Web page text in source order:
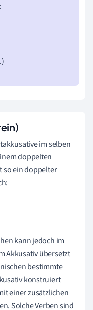
im selben
doppelten
so ein doppelter
kann jedoch im
Akkusativ übersetzt
bestimmte
konstruiert
einer zusätzlichen
Solche Verben sind